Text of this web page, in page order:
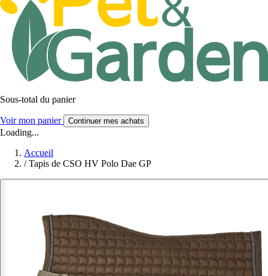
Sous-total du panier
Voir mon panier Continuer mes achats
Loading...
Accueil
/ Tapis de CSO HV Polo Dae GP